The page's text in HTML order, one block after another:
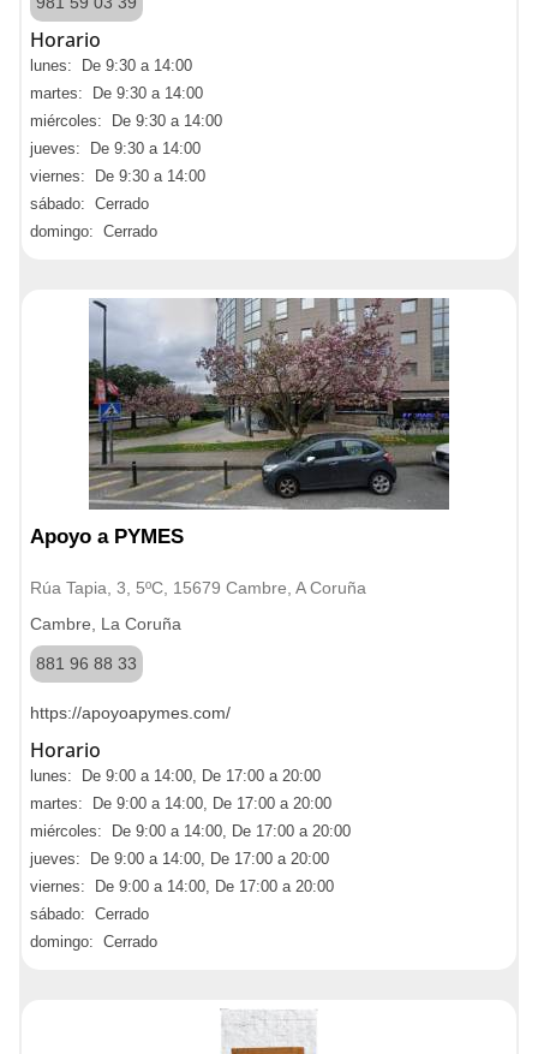
Horario
lunes: De 9:30 a 14:00
martes: De 9:30 a 14:00
miércoles: De 9:30 a 14:00
jueves: De 9:30 a 14:00
viernes: De 9:30 a 14:00
sábado: Cerrado
domingo: Cerrado
Apoyo a PYMES
Rúa Tapia, 3, 5ºC, 15679 Cambre, A Coruña
Cambre, La Coruña
881 96 88 33
https://apoyoapymes.com/
Horario
lunes: De 9:00 a 14:00, De 17:00 a 20:00
martes: De 9:00 a 14:00, De 17:00 a 20:00
miércoles: De 9:00 a 14:00, De 17:00 a 20:00
jueves: De 9:00 a 14:00, De 17:00 a 20:00
viernes: De 9:00 a 14:00, De 17:00 a 20:00
sábado: Cerrado
domingo: Cerrado